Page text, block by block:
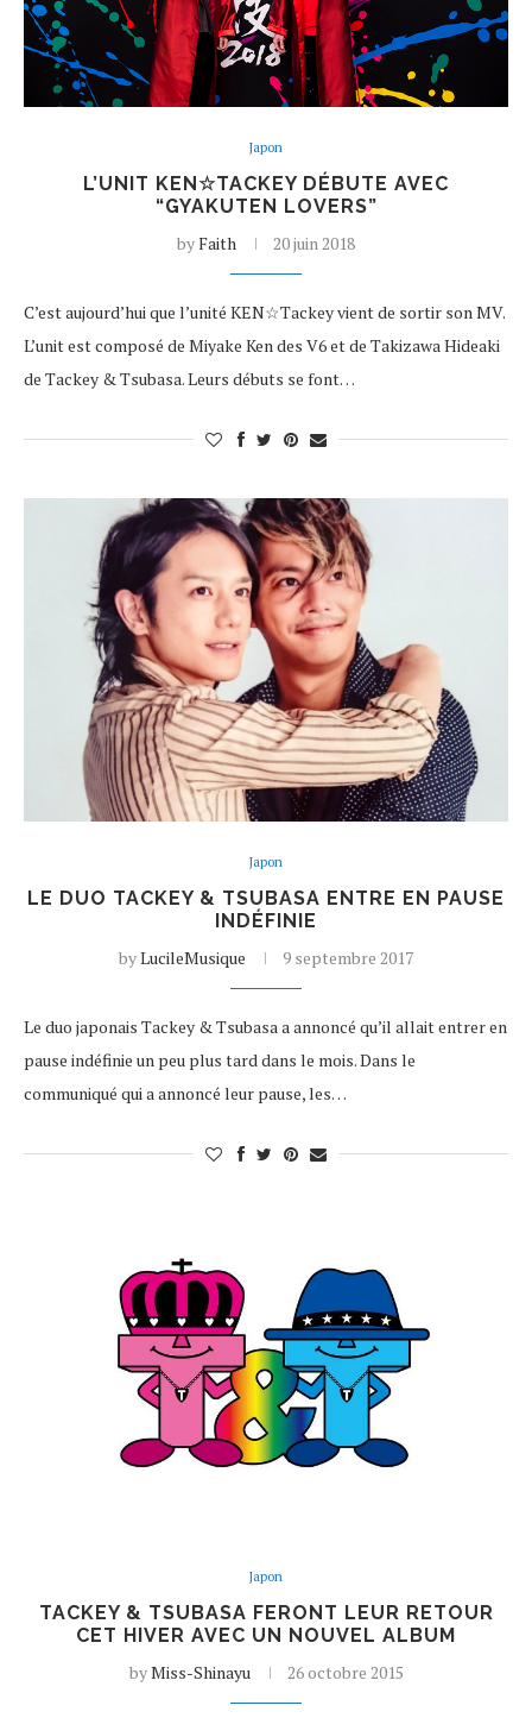
Japon
L’UNIT KEN☆TACKEY DÉBUTE AVEC
“GYAKUTEN LOVERS”
byFaith 20 juin 2018
C’est aujourd’hui que l’unité KEN☆Tackey vient de sortir son MV.
L’unit est composé de Miyake Ken des V6 et de Takizawa Hideaki
de Tackey & Tsubasa. Leurs débuts se font…
Japon
LE DUO TACKEY & TSUBASA ENTRE EN PAUSE
INDÉFINIE
byLucileMusique 9 septembre 2017
Le duo japonais Tackey & Tsubasa a annoncé qu’il allait entrer en
pause indéfinie un peu plus tard dans le mois. Dans le
communiqué qui a annoncé leur pause, les…
Japon
TACKEY & TSUBASA FERONT LEUR RETOUR
CET HIVER AVEC UN NOUVEL ALBUM
byMiss-Shinayu 26 octobre 2015